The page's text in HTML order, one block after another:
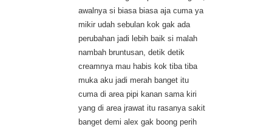
awalnya si biasa biasa aja cuma ya
mikir udah sebulan kok gak ada
perubahan jadi lebih baik si malah
nambah bruntusan, detik detik
creamnya mau habis kok tiba tiba
muka aku jadi merah banget itu
cuma di area pipi kanan sama kiri
yang di area jrawat itu rasanya sakit
banget demi alex gak boong perih